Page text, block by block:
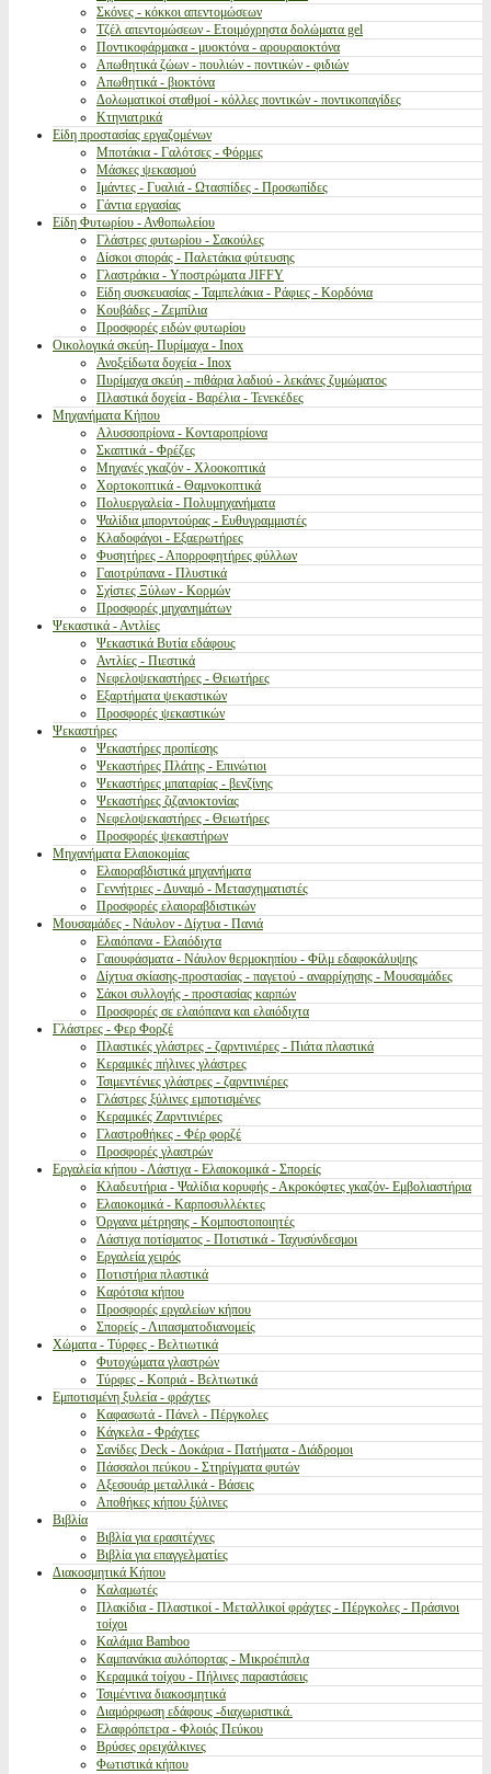
Σκόνες - κόκκοι απεντομώσεων
Τζέλ απεντομώσεων - Ετοιμόχρηστα δολώματα gel
Ποντικοφάρμακα - μυοκτόνα - αρουραιοκτόνα
Απωθητικά ζώων - πουλιών - ποντικών - φιδιών
Απωθητικά - βιοκτόνα
Δολωματικοί σταθμοί - κόλλες ποντικών - ποντικοπαγίδες
Κτηνιατρικά
Είδη προστασίας εργαζομένων
Μποτάκια - Γαλότσες - Φόρμες
Μάσκες ψεκασμού
Ιμάντες - Γυαλιά - Ωτασπίδες - Προσωπίδες
Γάντια εργασίας
Είδη Φυτωρίου - Ανθοπωλείου
Γλάστρες φυτωρίου - Σακούλες
Δίσκοι σποράς - Παλετάκια φύτευσης
Γλαστράκια - Υποστρώματα JIFFY
Είδη συσκευασίας - Ταμπελάκια - Ράφιες - Κορδόνια
Κουβάδες - Ζεμπίλια
Προσφορές ειδών φυτωρίου
Οικολογικά σκεύη- Πυρίμαχα - Inox
Ανοξείδωτα δοχεία - Inox
Πυρίμαχα σκεύη - πιθάρια λαδιού - λεκάνες ζυμώματος
Πλαστικά δοχεία - Βαρέλια - Τενεκέδες
Μηχανήματα Κήπου
Αλυσσοπρίονα - Κονταροπρίονα
Σκαπτικά - Φρέζες
Μηχανές γκαζόν - Χλοοκοπτικά
Χορτοκοπτικά - Θαμνοκοπτικά
Πολυεργαλεία - Πολυμηχανήματα
Ψαλίδια μπορντούρας - Ευθυγραμμιστές
Κλαδοφάγοι - Εξαερωτήρες
Φυσητήρες - Απορροφητήρες φύλλων
Γαιοτρύπανα - Πλυστικά
Σχίστες Ξύλων - Κορμών
Προσφορές μηχανημάτων
Ψεκαστικά - Αντλίες
Ψεκαστικά Βυτία εδάφους
Αντλίες - Πιεστικά
Νεφελοψεκαστήρες - Θειωτήρες
Εξαρτήματα ψεκαστικών
Προσφορές ψεκαστικών
Ψεκαστήρες
Ψεκαστήρες προπίεσης
Ψεκαστήρες Πλάτης - Επινώτιοι
Ψεκαστήρες μπαταρίας - βενζίνης
Ψεκαστήρες ζιζανιοκτονίας
Νεφελοψεκαστήρες - Θειωτήρες
Προσφορές ψεκαστήρων
Μηχανήματα Ελαιοκομίας
Ελαιοραβδιστικά μηχανήματα
Γεννήτριες - Δυναμό - Μετασχηματιστές
Προσφορές ελαιοραβδιστικών
Μουσαμάδες - Νάυλον - Δίχτυα - Πανιά
Ελαιόπανα - Ελαιόδιχτα
Γαιουφάσματα - Νάυλον θερμοκηπίου - Φίλμ εδαφοκάλυψης
Δίχτυα σκίασης-προστασίας - παγετού - αναρρίχησης - Μουσαμάδες
Σάκοι συλλογής - προστασίας καρπών
Προσφορές σε ελαιόπανα και ελαιόδιχτα
Γλάστρες - Φερ Φορζέ
Πλαστικές γλάστρες - ζαρντινιέρες - Πιάτα πλαστικά
Κεραμικές πήλινες γλάστρες
Τσιμεντένιες γλάστρες - ζαρντινιέρες
Γλάστρες ξύλινες εμποτισμένες
Κεραμικές Ζαρντινιέρες
Γλαστροθήκες - Φέρ φορζέ
Προσφορές γλαστρών
Εργαλεία κήπου - Λάστιχα - Ελαιοκομικά - Σπορείς
Κλαδευτήρια - Ψαλίδια κορυφής - Ακροκόφτες γκαζόν- Εμβολιαστήρια
Ελαιοκομικά - Καρποσυλλέκτες
Όργανα μέτρησης - Κομποστοποιητές
Λάστιχα ποτίσματος - Ποτιστικά - Ταχυσύνδεσμοι
Εργαλεία χειρός
Ποτιστήρια πλαστικά
Καρότσια κήπου
Προσφορές εργαλείων κήπου
Σπορείς - Λιπασματοδιανομείς
Χώματα - Τύρφες - Βελτιωτικά
Φυτοχώματα γλαστρών
Τύρφες - Κοπριά - Βελτιωτικά
Εμποτισμένη ξυλεία - φράχτες
Καφασωτά - Πάνελ - Πέργκολες
Κάγκελα - Φράχτες
Σανίδες Deck - Δοκάρια - Πατήματα - Διάδρομοι
Πάσσαλοι πεύκου - Στηρίγματα φυτών
Αξεσουάρ μεταλλικά - Βάσεις
Αποθήκες κήπου ξύλινες
Βιβλία
Βιβλία για ερασιτέχνες
Βιβλία για επαγγελματίες
Διακοσμητικά Κήπου
Καλαμωτές
Πλακίδια - Πλαστικοί - Μεταλλικοί φράχτες - Πέργκολες - Πράσινοι
τοίχοι
Καλάμια Bamboo
Καμπανάκια αυλόπορτας - Μικροέπιπλα
Κεραμικά τοίχου - Πήλινες παραστάσεις
Τσιμέντινα διακοσμητικά
Διαμόρφωση εδάφους -διαχωριστικά.
Ελαφρόπετρα - Φλοιός Πεύκου
Βρύσες ορειχάλκινες
Φωτιστικά κήπου